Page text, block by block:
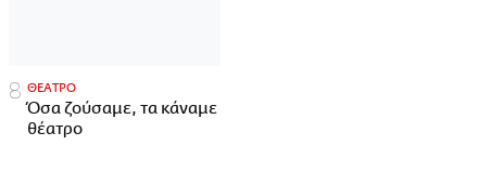
ΘΕΑΤΡΟ
Όσα ζούσαμε, τα κάναμε
θέατρο